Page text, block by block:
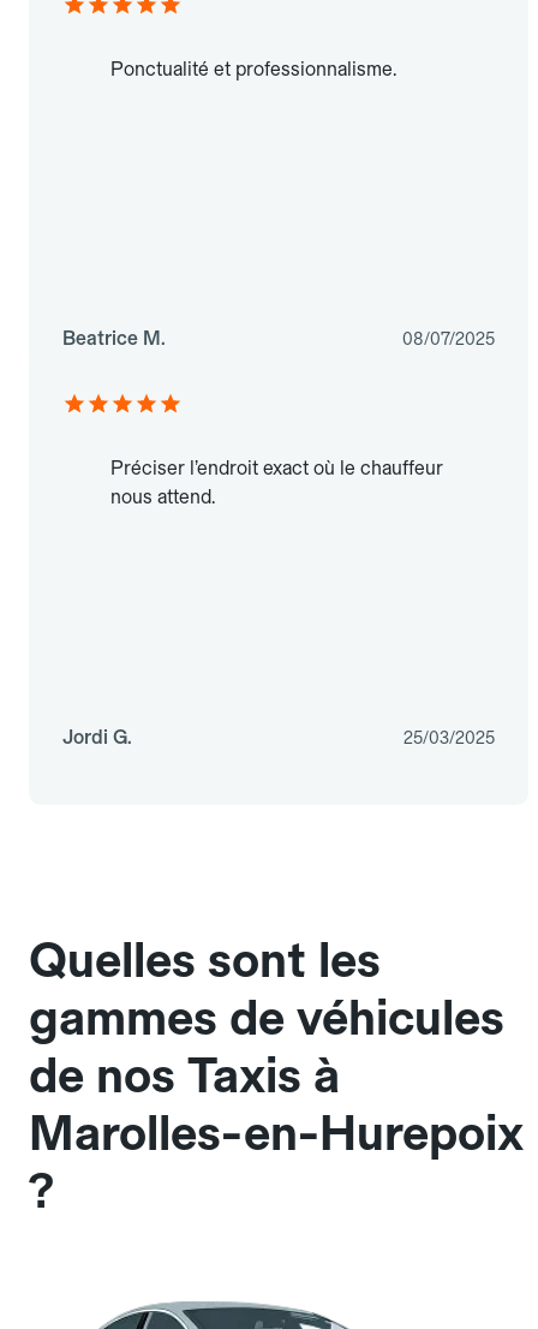
Ponctualité et professionnalisme.
Beatrice M. 08/07/2025
Préciser l’endroit exact où le chauffeur
nous attend.
Jordi G. 25/03/2025
Quelles sont les
gammes de véhicules
de nos Taxis à
Marolles-en-Hurepoix
?